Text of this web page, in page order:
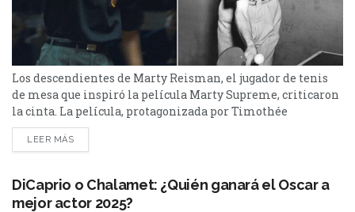
Los descendientes de Marty Reisman, el jugador de tenis
de mesa que inspiró la película Marty Supreme, criticaron
la cinta. La película, protagonizada por Timothée
Chalamet en el papel del legendario jugador de tenis de
mesa, Marty Reisman, ya superó los 72 millones USD en
las diversas ceremonias de premios. Sin embargo,...
LEER MÁS
DiCaprio o Chalamet: ¿Quién ganará el Oscar a
mejor actor 2025?